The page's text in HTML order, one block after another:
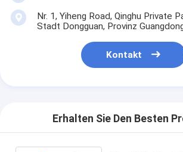
Nr. 1, Yiheng Road, Qinghu Private
Stadt Dongguan, Provinz
Kontakt
Erhalten Sie Den Besten